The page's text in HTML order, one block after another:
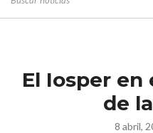
El Iosper en
de
8 abril,